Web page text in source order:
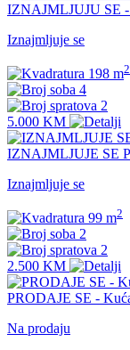
IZNAJMLJUJU SE
Iznajmljuje se
198 m2
4
2
5.000 KM
IZNAJMLJUJE SE
Iznajmljuje se
99 m2
2
2
2.500 KM
PRODAJE SE -
Na prodaju